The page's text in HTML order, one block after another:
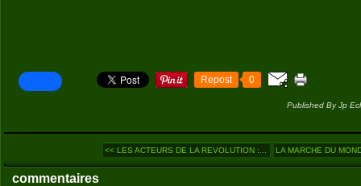
Repost 0
Published By Jp
<< LES ACTEURS DE LA REVOLUTION :... LA MARCHE DU
commentaires